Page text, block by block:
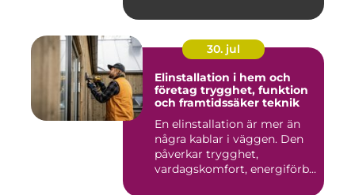
30. jul
Elinstallation i hem och
företag trygghet, funktion
och framtidssäker teknik
En elinstallation är mer än
några kablar i väggen. Den
påverkar trygghet,
vardagskomfort, energiförb...